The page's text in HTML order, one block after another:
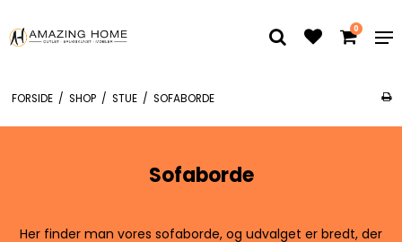
0
FORSIDE / SHOP / STUE / SOFABORDE
Sofaborde
Her finder man vores sofaborde, og udvalget er bredt, der